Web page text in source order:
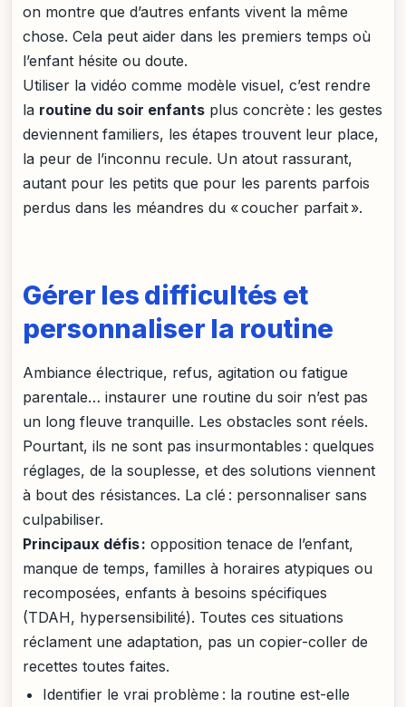
on montre que d’autres enfants vivent la même
chose. Cela peut aider dans les premiers temps où
l’enfant hésite ou doute.
Utiliser la vidéo comme modèle visuel, c’est rendre
la routine du soir enfants plus concrète : les gestes
deviennent familiers, les étapes trouvent leur place,
la peur de l’inconnu recule. Un atout rassurant,
autant pour les petits que pour les parents parfois
perdus dans les méandres du « coucher parfait ».
Gérer les difficultés et
personnaliser la routine
Ambiance électrique, refus, agitation ou fatigue
parentale… instaurer une routine du soir n’est pas
un long fleuve tranquille. Les obstacles sont réels.
Pourtant, ils ne sont pas insurmontables : quelques
réglages, de la souplesse, et des solutions viennent
à bout des résistances. La clé : personnaliser sans
culpabiliser.
Principaux défis : opposition tenace de l’enfant,
manque de temps, familles à horaires atypiques ou
recomposées, enfants à besoins spécifiques
(TDAH, hypersensibilité). Toutes ces situations
réclament une adaptation, pas un copier-coller de
recettes toutes faites.
Identifier le vrai problème : la routine est-elle